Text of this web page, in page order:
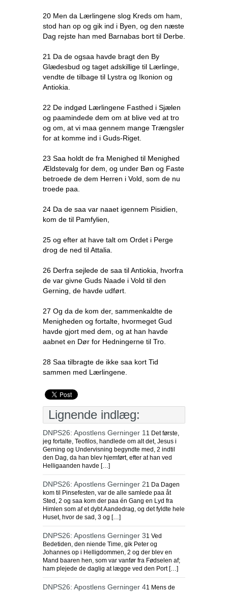
20 Men da Lærlingene slog Kreds om ham,
stod han op og gik ind i Byen, og den næste
Dag rejste han med Barnabas bort til Derbe.
21 Da de ogsaa havde bragt den By
Glædesbud og taget adskillige til Lærlinge,
vendte de tilbage til Lystra og Ikonion og
Antiokia.
22 De indgød Lærlingene Fasthed i Sjælen
og paamindede dem om at blive ved at tro
og om, at vi maa gennem mange Trængsler
for at komme ind i Guds-Riget.
23 Saa holdt de fra Menighed til Menighed
Ældstevalg for dem, og under Bøn og Faste
betroede de dem Herren i Vold, som de nu
troede paa.
24 Da de saa var naaet igennem Pisidien,
kom de til Pamfylien,
25 og efter at have talt om Ordet i Perge
drog de ned til Attalia.
26 Derfra sejlede de saa til Antiokia, hvorfra
de var givne Guds Naade i Vold til den
Gerning, de havde udført.
27 Og da de kom der, sammenkaldte de
Menigheden og fortalte, hvormeget Gud
havde gjort med dem, og at han havde
aabnet en Dør for Hedningerne til Tro.
28 Saa tilbragte de ikke saa kort Tid
sammen med Lærlingene.
Lignende indlæg:
DNPS26: Apostlens Gerninger 1 1 Det første,
jeg fortalte, Teofilos, handlede om alt det, Jesus i
Gerning og Undervisning begyndte med, 2 indtil
den Dag, da han blev hjemført, efter at han ved
Helligaanden havde […]
DNPS26: Apostlens Gerninger 21 Da Dagen
kom til Pinsefesten, var de alle samlede paa åt
Sted, 2 og saa kom der paa én Gang en Lyd fra
Himlen som af et dybt Aandedrag, og det fyldte hele
Huset, hvor de sad, 3 og […]
DNPS26: Apostlens Gerninger 31 Ved
Bedetiden, den niende Time, gik Peter og
Johannes op i Helligdommen, 2 og der blev en
Mand baaren hen, som var vanfør fra Fødselen af;
ham plejede de daglig at lægge ved den Port […]
DNPS26: Apostlens Gerninger 41 Mens de